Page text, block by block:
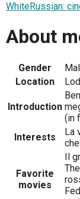
WhiteRussian:
About
Gender
Location
Introduction
(in
Interests
La
Favorite
movies
Il